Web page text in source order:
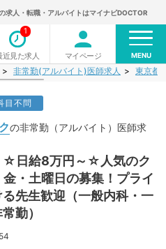
求人・転職・アルバイトはマイナビDOCTOR
近見た求人
1
マイページ MENU
非常勤(アルバイト)医師求人 東京都
目不問
の非常勤（アルバイト）医師求
☆日給8万円～☆人気のク
・土曜日の募集！プライ
先生歓迎（一般内科・一
勤）